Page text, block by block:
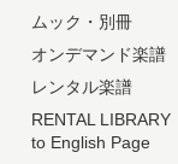
ムック・別冊
オンデマンド楽譜
レンタル楽譜
RENTAL LIBRARY
to English Page